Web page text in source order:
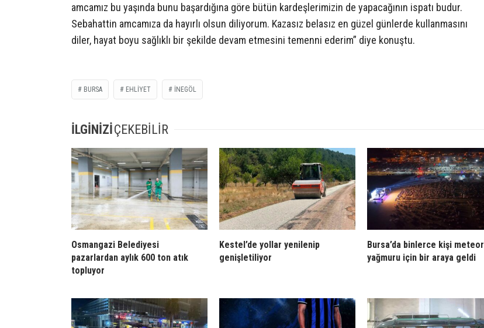
amcamız bu yaşında bunu başardığına göre bütün kardeşlerimizin de yapacağının ispatı budur.
Sebahattin amcamıza da hayırlı olsun diliyorum. Kazasız belasız en güzel günlerde kullanmasını
diler, hayat boyu sağlıklı bir şekilde devam etmesini temenni ederim” diye konuştu.
BURSA EHLIYET INEGÖL
İLGİNİZİÇEKEBİLİR
Osmangazi Belediyesi
pazarlardan aylık 600 ton atık
topluyor
Kestel’de yollar yenilenip
genişletiliyor
Bursa’da binlerce kişi meteor
yağmuru için bir araya geldi